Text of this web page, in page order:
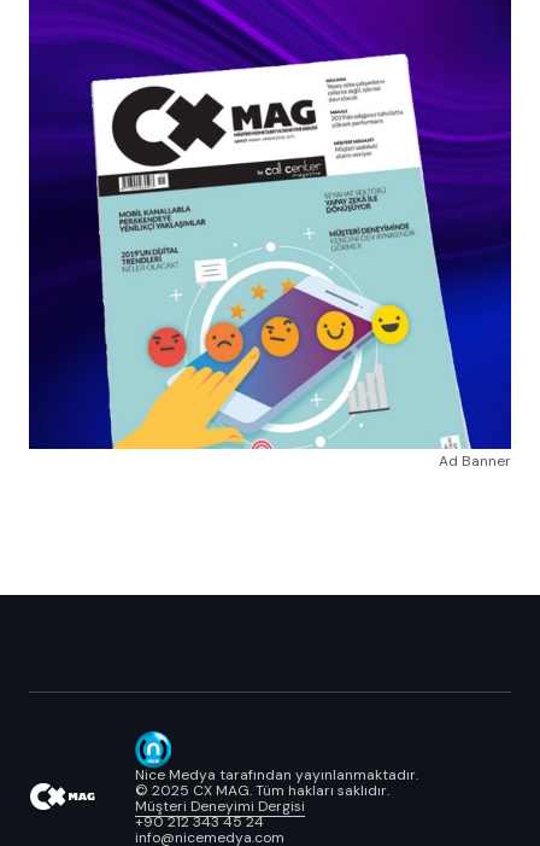
Ad Banner
Nice Medya tarafından yayınlanmaktadır.
© 2025 CX MAG. Tüm hakları saklıdır.
Müşteri Deneyimi Dergisi
+90 212 343 45 24
info@nicemedya.com